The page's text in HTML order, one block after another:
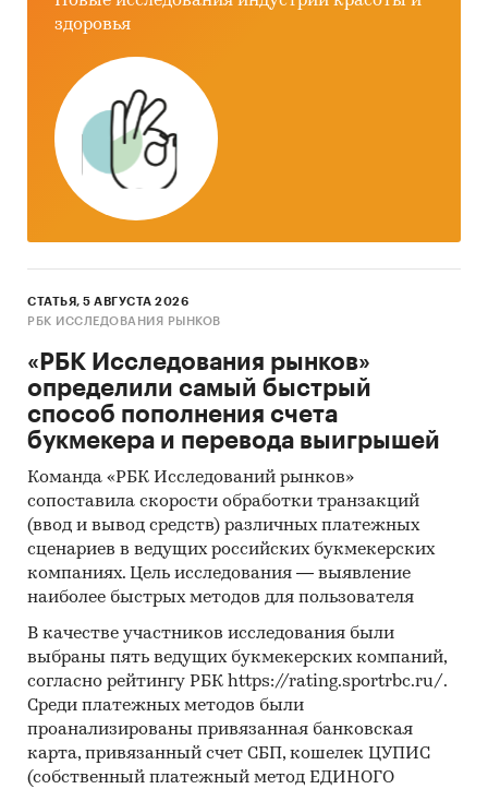
контента сайтов игроков рынка.
Категории: Потребительские товары
печать, канцтовары
IT и телекоммуникации
Россия
здоровья
СТАТЬЯ, 5 АВГУСТА 2026
РБК ИССЛЕДОВАНИЯ РЫНКОВ
«РБК Исследования рынков»
определили самый быстрый
способ пополнения счета
букмекера и перевода выигрышей
Команда «РБК Исследований рынков»
сопоставила скорости обработки транзакций
(ввод и вывод средств) различных платежных
сценариев в ведущих российских букмекерских
компаниях. Цель исследования — выявление
наиболее быстрых методов для пользователя
В качестве участников исследования были
выбраны пять ведущих букмекерских компаний,
согласно рейтингу РБК https://rating.sportrbc.ru/.
Среди платежных методов были
проанализированы привязанная банковская
карта, привязанный счет СБП, кошелек ЦУПИС
(собственный платежный метод ЕДИНОГО